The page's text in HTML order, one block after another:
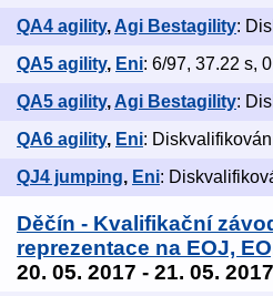
QA4 agility, Agi Bestagility:
QA5 agility, Eni: 6/97, 37.22 s,
QA5 agility, Agi Bestagility:
QA6 agility, Eni: Diskvalifikován
QJ4 jumping, Eni:
Děčín - Kvalifikační
reprezentace na EOJ,
20. 05. 2017 - 21. 05. 2017